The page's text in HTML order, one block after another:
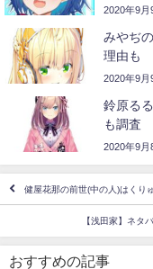
2020年9月
みやぢ
理由も
2020年9月
鈴原る
も調査
2020年9月
健屋花那の前世(中の人)はくり
【浅田家】ネタ
おすすめの記事